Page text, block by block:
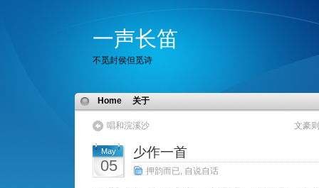
一声长笛
不觅封侯但觅诗
Home 关于
唱和浣溪沙 文豪
May
05
少作一首
押韵而已 自说自话